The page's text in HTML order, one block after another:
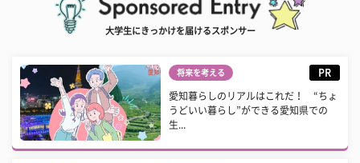
大学生にきっかけを届けるスポンサー
将来を考える PR
愛知暮らしのリアルはこれだ！ “ちょ
うどいい暮らし”ができる愛知県での
生...